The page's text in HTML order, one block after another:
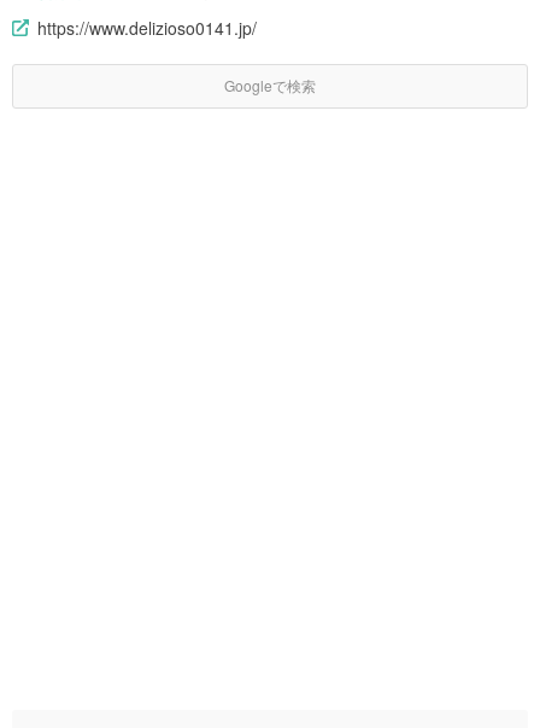
https://www.delizioso0141.jp/
Googleで検索